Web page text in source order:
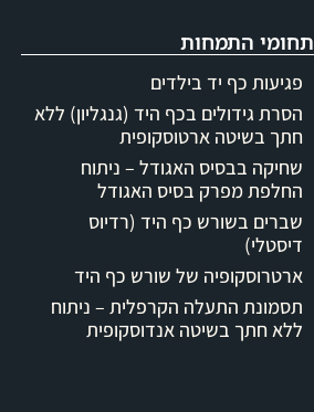
תחומי התמחות
פגיעות כף יד בילדים
הסרת גידולים בכף היד (גנגליון) ללא
חתך בשיטה ארטוסקופית
שחיקה בבסיס האגודל – ניתוח
החלפת מפרק בסיס האגודל
שברים בשורש כף היד (רדיוס
דיסטלי)
ארטרוסקופיה של שורש כף היד
תסמונת התעלה הקרפלית – ניתוח
ללא חתך בשיטה אנדוסקופית